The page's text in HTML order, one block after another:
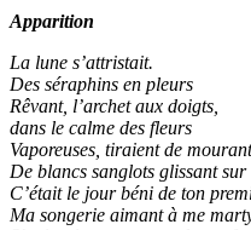
Apparition
La lune s’attristait.
Des séraphins en pleurs
Rêvant, l’archet aux doigts,
dans le calme des fleurs
Vaporeuses, tiraient de
De blancs sanglots glissant sur
C’était le jour béni de ton
Ma songerie aimant à me